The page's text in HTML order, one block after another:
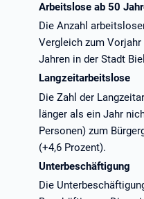
Arbeitslose ab 50
Die Anzahl
Vergleich zum
Jahren in der Stadt
Langzeitarbeitslose
Die Zahl der
länger als ein Jahr
Personen) zum
(+4,6 Prozent).
Unterbeschäftigung
Die